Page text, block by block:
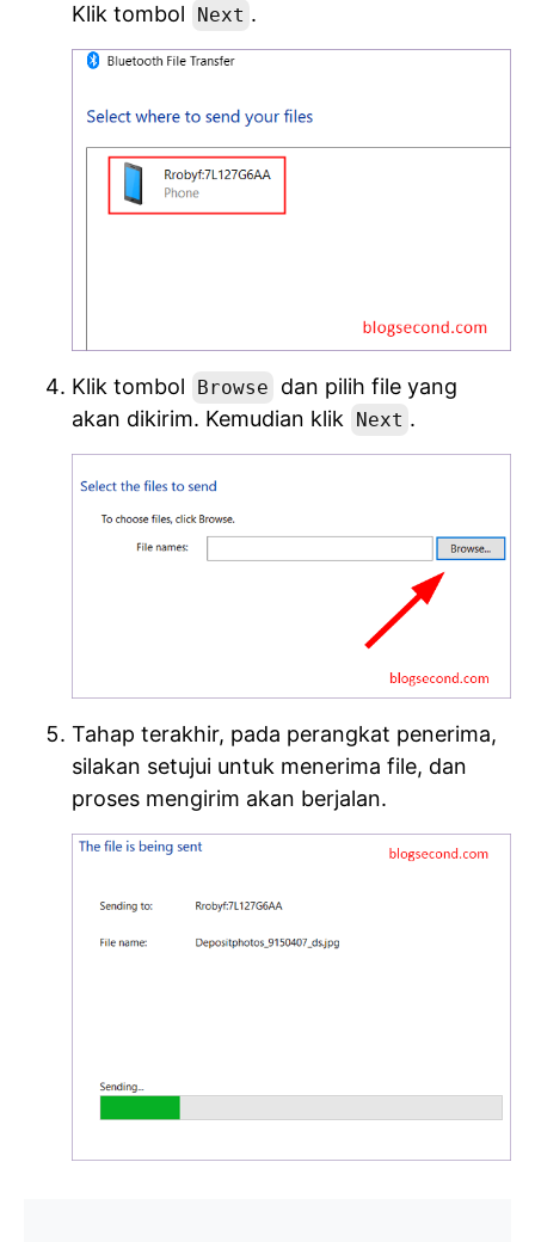
Klik tombol
Next .
Klik tombol Browse
dan pilih file yang
akan dikirim. Kemudian klik
Next .
Tahap terakhir, pada perangkat penerima,
silakan setujui untuk menerima file, dan
proses mengirim akan berjalan.